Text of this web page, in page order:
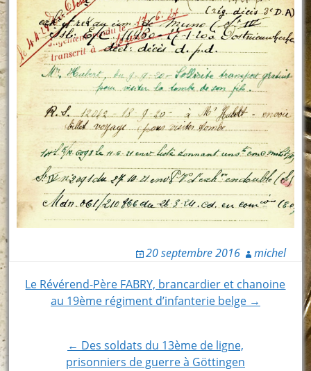
20 septembre 2016 michel
Post
Le Révérend-Père FABRY, brancardier et chanoine
au 19ème régiment d’infanterie belge →
← Des soldats du 13ème de ligne,
prisonniers de guerre à Göttingen